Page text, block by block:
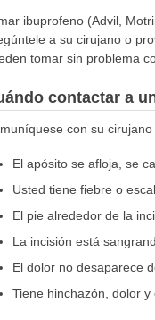
ibuprofeno (Advil,
a su cirujano o
tomar sin problema
contactar a
con su cirujano
El apósito se afloja, se
Usted tiene fiebre o
El pie alrededor de la
La incisión está
El dolor no desaparece
Tiene hinchazón, dolor